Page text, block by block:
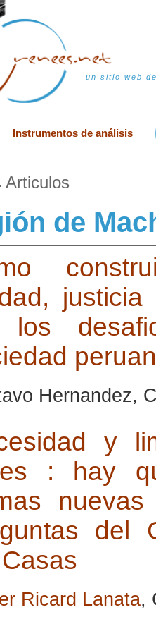
un sitio web
Instrumentos de análisis
Articulos
de
los
Hernandez,
y
: hay
del
Casas
Ricard Lanata,